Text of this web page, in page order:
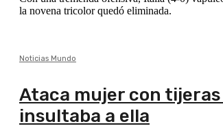
la novena tricolor quedó eliminada.
Noticias Mundo
Ataca mujer con
insultaba a ella